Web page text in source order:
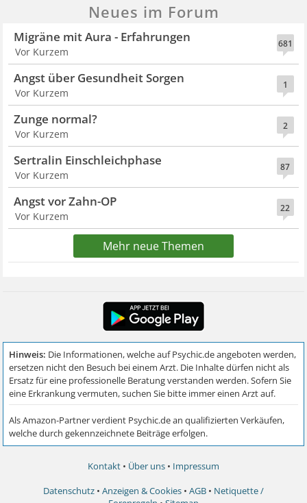
Neues im Forum
681
Migräne mit Aura - Erfahrungen
Vor Kurzem
1
Angst über Gesundheit Sorgen
Vor Kurzem
2
Zunge normal?
Vor Kurzem
87
Sertralin Einschleichphase
Vor Kurzem
22
Angst vor Zahn-OP
Vor Kurzem
Mehr neue Themen
Kontakt • Über uns • Impressum
Datenschutz • Anzeigen & Cookies • AGB • Netiquette /